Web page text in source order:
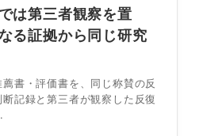
は第三者観察を置
る証拠から同じ研究
書・評価書を、同じ称賛の反
記録と第三者が観察した反復